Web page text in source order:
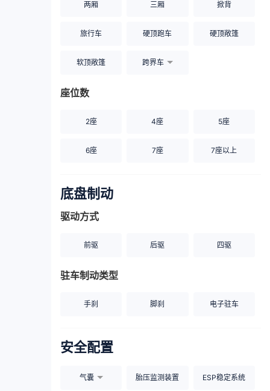
两厢 三厢 掀背
旅行车 硬顶跑车 硬顶敞篷
软顶敞篷 跨界车
座位数
2座 4座 5座
6座 7座 7座以上
底盘制动
驱动方式
前驱 后驱 四驱
驻车制动类型
手刹 脚刹 电子驻车
安全配置
气囊 胎压监测装置 ESP稳定系统